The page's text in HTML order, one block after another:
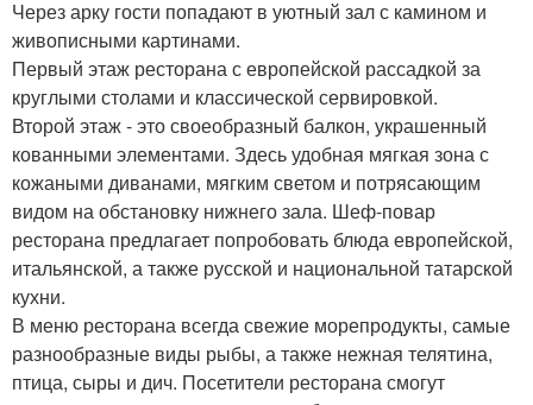
Через арку гости попадают в уютный зал с камином и
живописными картинами.
Первый этаж ресторана с европейской рассадкой за
круглыми столами и классической сервировкой.
Второй этаж - это своеобразный балкон, украшенный
кованными элементами. Здесь удобная мягкая зона с
кожаными диванами, мягким светом и потрясающим
видом на обстановку нижнего зала. Шеф-повар
ресторана предлагает попробовать блюда европейской,
итальянской, а также русской и национальной татарской
кухни.
В меню ресторана всегда свежие морепродукты, самые
разнообразные виды рыбы, а также нежная телятина,
птица, сыры и дич. Посетители ресторана смогут